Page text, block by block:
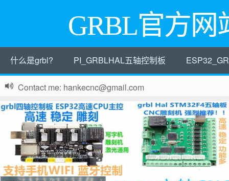
GRBL官方网
什么是grbl? PI_GRBLHAL五轴控制板
Contact me: hankecnc@gmail.com